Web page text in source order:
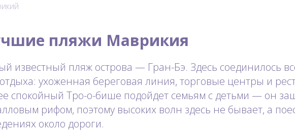
пляжи Маврикия
известный пляж острова — Гран-Бэ. Здесь соединилось
ухоженная береговая линия, торговые центры и
спокойный Тро-о-бише подойдет семьям с детьми — он
рифом, поэтому высоких волн здесь не бывает, а
около дороги.